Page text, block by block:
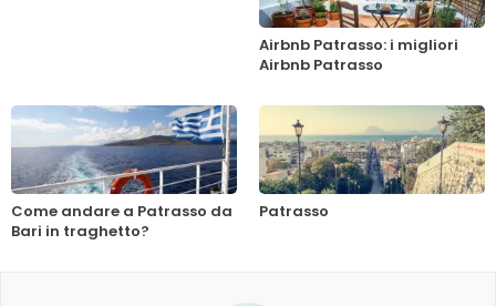
Airbnb Patrasso: i migliori
Airbnb Patrasso
Come andare a Patrasso da
Bari in traghetto?
Patrasso